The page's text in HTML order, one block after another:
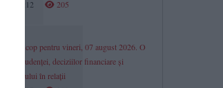
08:12
205
Horoscop pentru vineri, 07 august 2026. O
zi a prudenței, deciziilor financiare și
dialogului în relații